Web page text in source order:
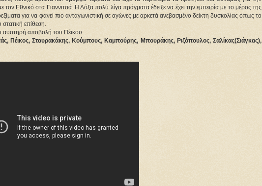
Εθνικό στα Γιαννιτσά. Η Δόξα πολύ λίγα πράγματα έδειξε να έχει την εμπειρία με το μέρος της
για να φανεί πιο ανταγωνιστική σε αγώνες με αρκετά ανεβασμένο δείκτη δυσκολίας όπως το
επίθεση.
αυστηρή αποβολή του Πέικου.
Πέικος, Σταυρακάκης, Κούμπους, Καμπούρης, Μπουράκης, Ριζόπουλος, Σαλίκας(Σιάγκας),